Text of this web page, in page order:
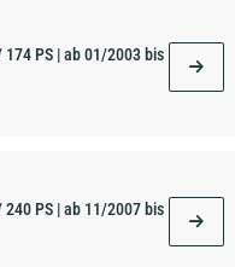
174 PS | ab 01/2003 bis
240 PS | ab 11/2007 bis